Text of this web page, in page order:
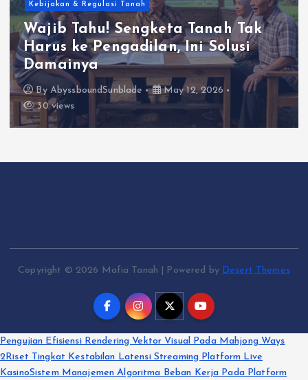
Kebijakan & Regulasi Tanah
Wajib Tahu! Sengketa Tanah Tak
Harus ke Pengadilan, Ini Solusi
Damainya
By AbyssboundSunblade
May 12, 2026
30 views
Copyright © 2026 Mafia Tanah | Powered by Desert Themes
Pengujian Efisiensi Rendering Vektor Visual Pada Mahjong Ways
2Riset Tingkat Kestabilan Latensi Streaming Platform Live
KasinoSistem Manajemen Algoritma Beban Kerja Pada Platform